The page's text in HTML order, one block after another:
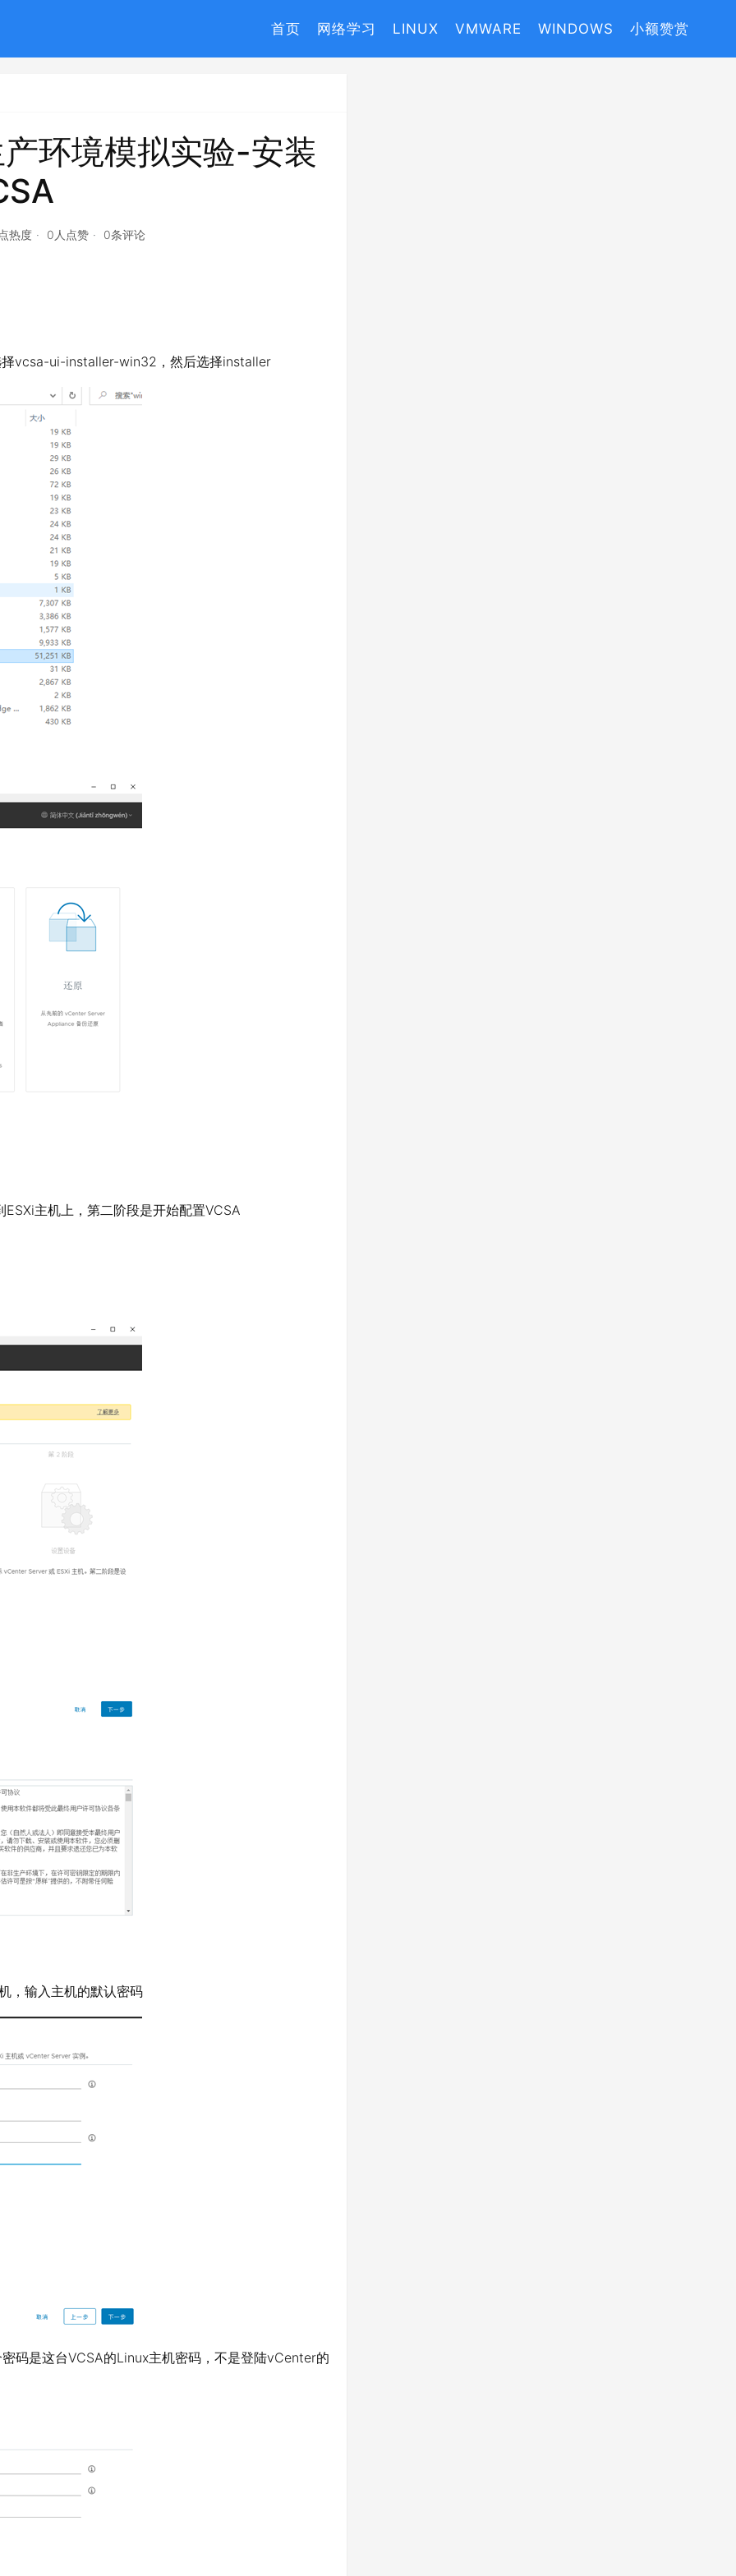
首页 网络学习 LINUX VMWARE WINDOWS 小额赞赏
环境模拟实验-安装
热度 0人点赞 0条评论
择vcsa-ui-installer-win32，然后选择installer
主机上，第二阶段是开始配置VCSA
，输入主机的默认密码
码是这台VCSA的Linux主机密码，不是登陆vCenter的